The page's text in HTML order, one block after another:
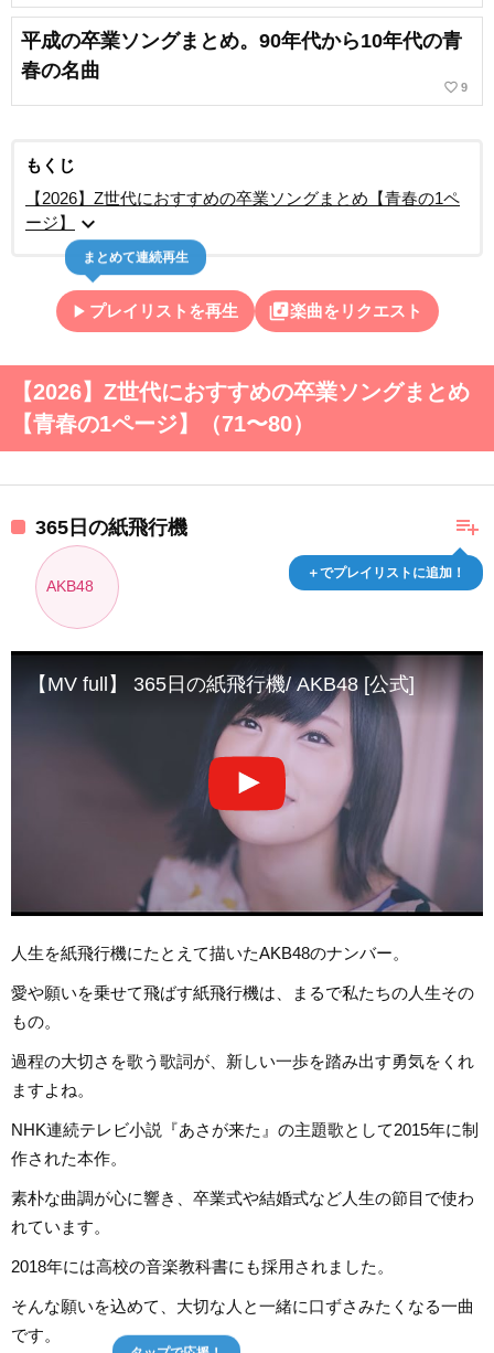
平成の卒業ソングまとめ。90年代から10年代の青
春の名曲
favorite_border 9
もくじ
【2026】Z世代におすすめの卒業ソングまとめ【青春の1ペ
ージ】
expand_more
play_arrow プレイリストを再生
まとめて連続再生
library_music楽曲をリクエスト
【2026】Z世代におすすめの卒業ソングまとめ
【青春の1ページ】（71〜80）
playlist_add
＋でプレイリストに追加！
365日の紙飛行機
AKB48
【MV full】 365日の紙飛行機/ AKB48 [公式]
人生を紙飛行機にたとえて描いたAKB48のナンバー。
愛や願いを乗せて飛ばす紙飛行機は、まるで私たちの人生その
もの。
過程の大切さを歌う歌詞が、新しい一歩を踏み出す勇気をくれ
ますよね。
NHK連続テレビ小説『あさが来た』の主題歌として2015年に制
作された本作。
素朴な曲調が心に響き、卒業式や結婚式など人生の節目で使わ
れています。
2018年には高校の音楽教科書にも採用されました。
そんな願いを込めて、大切な人と一緒に口ずさみたくなる一曲
です。